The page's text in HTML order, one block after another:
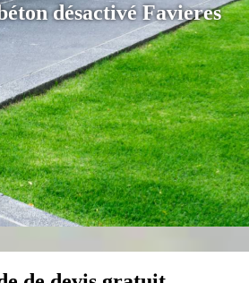
désactivé Favieres